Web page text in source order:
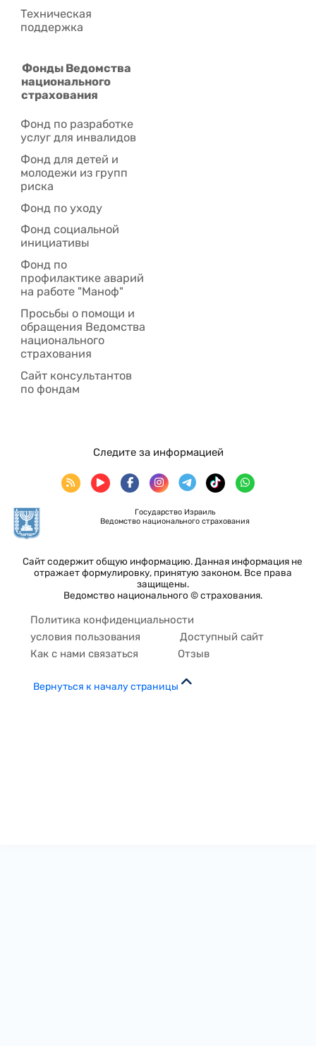
Техническая
поддержка
Фонды Ведомства
национального
страхования
Фонд по разработке
услуг для инвалидов
Фонд для детей и
молодежи из групп
риска
Фонд по уходу
Фонд социальной
инициативы
Фонд по
профилактике аварий
на работе "Маноф"
Просьбы о помощи и
обращения Ведомства
национального
страхования
Сайт консультантов
по фондам
Государство Израиль
Ведомство национального страхования
Сайт содержит общую информацию. Данная информация не
отражает формулировку, принятую законом. Все права
защищены.
Ведомство национального © страхования.
Следите за информацией
Политика конфиденциальности
условия пользования
Доступный сайт
Как с нами связаться
Отзыв
Вернуться к началу страницы